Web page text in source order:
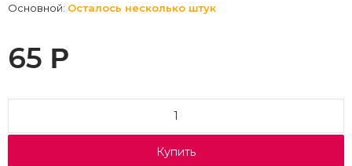
Основной: Осталось несколько штук
65 Р
Купить